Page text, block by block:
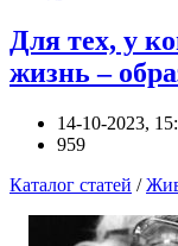
Для тех, у
жизнь –
14-10-2023,
959
Каталог статей /